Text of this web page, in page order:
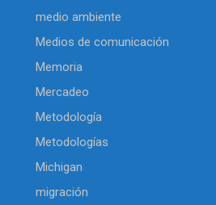
medio ambiente
Medios de comunicación
Memoria
Mercadeo
Metodología
Metodologías
Michigan
migración